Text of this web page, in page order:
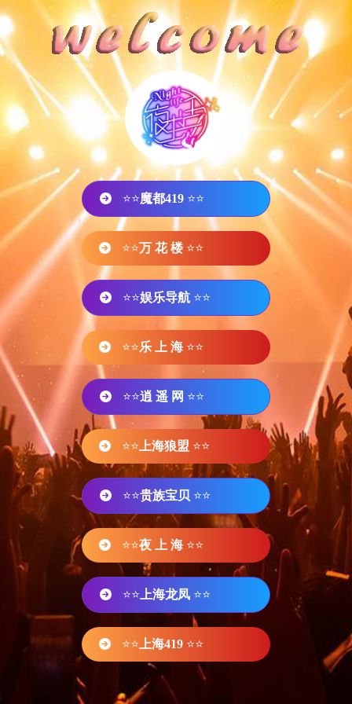
⭐⭐魔都419 ⭐⭐
⭐⭐万 花 楼 ⭐⭐
⭐⭐娱乐导航 ⭐⭐
⭐⭐乐 上 海 ⭐⭐
⭐⭐逍 遥 网 ⭐⭐
⭐⭐ 上海狼盟 ⭐⭐
⭐⭐贵族宝贝 ⭐⭐
⭐⭐夜 上 海 ⭐⭐
⭐⭐ 上海龙凤 ⭐⭐
⭐⭐ 上海419 ⭐⭐